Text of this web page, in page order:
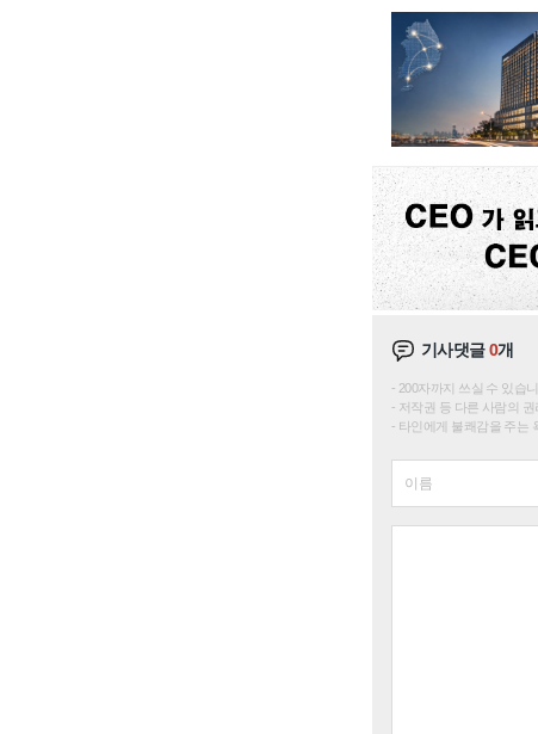
기사댓글0개
200자까지 쓰실 수 있습
저작권 등 다른 사람의
타인에게 불쾌감을 주는